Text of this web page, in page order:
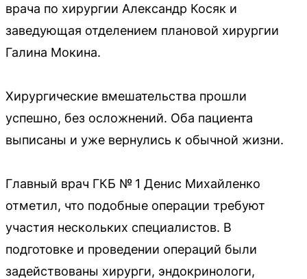
врача по хирургии Александр Косяк и
заведующая отделением плановой хирургии
Галина Мокина.
Хирургические вмешательства прошли
успешно, без осложнений. Оба пациента
выписаны и уже вернулись к обычной жизни.
Главный врач ГКБ № 1 Денис Михайленко
отметил, что подобные операции требуют
участия нескольких специалистов. В
подготовке и проведении операций были
задействованы хирурги, эндокринологи,